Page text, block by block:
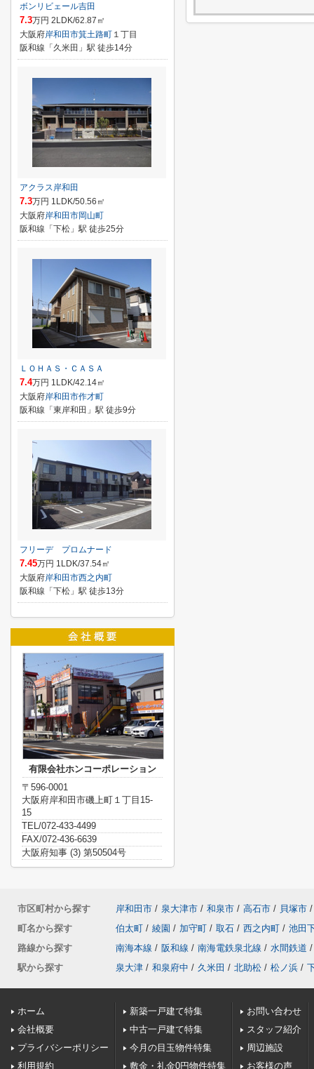
ボンリビェール吉田
7.3万円 2LDK/62.87㎡
大阪府岸和田市箕土路町 １丁目
阪和線「久米田」駅 徒歩14分
アクラス岸和田
7.3万円 1LDK/50.56㎡
大阪府岸和田市岡山町
阪和線「下松」駅 徒歩25分
ＬＯＨＡＳ・ＣＡＳＡ
7.4万円 1LDK/42.14㎡
大阪府岸和田市作才町
阪和線「東岸和田」駅 徒歩9分
フリーデ プロムナード
7.45万円 1LDK/37.54㎡
大阪府岸和田市西之内町
阪和線「下松」駅 徒歩13分
有限会社ホンコーポレーション
〒596-0001
大阪府岸和田市磯上町１丁目15-
15
TEL/072-433-4499
FAX/072-436-6639
大阪府知事 (3) 第50504号
市区町村から探す 岸和田市 / 泉大津市 / 和泉市 / 高石市 / 貝塚市 /
町名から探す
伯太町 / 綾園 / 加守町 / 取石 / 西之内町 / 池田
路線から探す
南海本線 / 阪和線 / 南海電鉄泉北線 / 水間鉄道 /
駅から探す
泉大津 / 和泉府中 / 久米田 / 北助松 / 松ノ浜 /
ホーム
会社概要
プライバシーポリシー
利用規約
新築一戸建て特集
中古一戸建て特集
今月の目玉物件特集
敷金・礼金0円物件特集
お問い合わせ
スタッフ紹介
周辺施設
お客様の声